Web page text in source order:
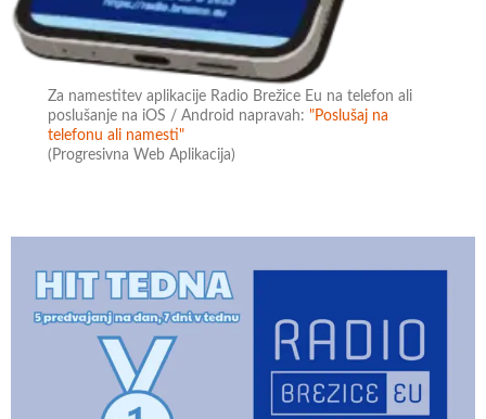
Za namestitev aplikacije Radio Brežice Eu na telefon ali
poslušanje na iOS / Android napravah:"Poslušaj na
telefonu ali namesti"
(Progresivna Web Aplikacija)